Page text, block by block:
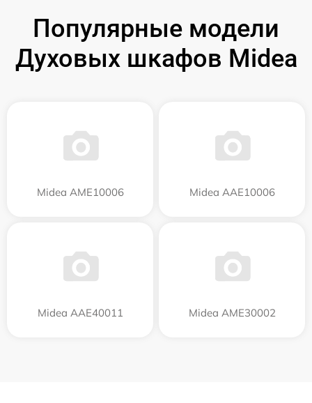
Популярные модели
Духовых шкафов Midea
Midea AME10006 Midea AAE10006
Midea AAE40011 Midea AME30002